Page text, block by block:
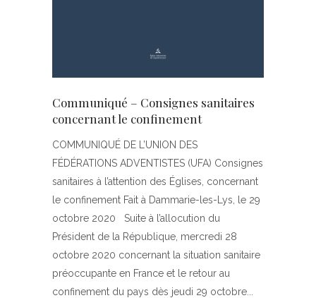
Communiqué – Consignes sanitaires
concernant le confinement
COMMUNIQUÉ DE L’UNION DES
FÉDÉRATIONS ADVENTISTES (UFA) Consignes
sanitaires à l’attention des Églises, concernant
le confinement Fait à Dammarie-les-Lys, le 29
octobre 2020 Suite à l’allocution du
Président de la République, mercredi 28
octobre 2020 concernant la situation sanitaire
préoccupante en France et le retour au
confinement du pays dès jeudi 29 octobre